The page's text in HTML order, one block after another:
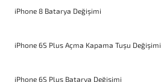
iPhone 8 Batarya Değişimi
iPhone 6S Plus Açma Kapama Tuşu Değişimi
iPhone 6S Plus Batarya Değişimi